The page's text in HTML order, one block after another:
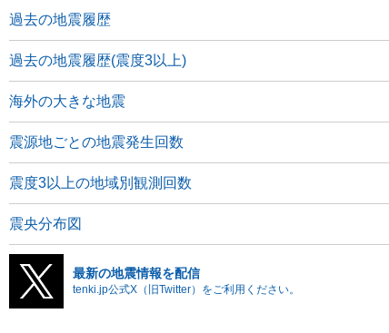
過去の地震履歴
過去の地震履歴(震度3以上)
海外の大きな地震
震源地ごとの地震発生回数
震度3以上の地域別観測回数
震央分布図
最新の地震情報を配信
tenki.jp公式X（旧Twitter）をご利用ください。